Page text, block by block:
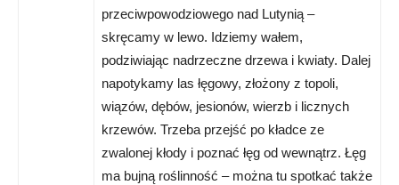
przeciwpowodziowego nad Lutynią –
skręcamy w lewo. Idziemy wałem,
podziwiając nadrzeczne drzewa i kwiaty. Dalej
napotykamy las łęgowy, złożony z topoli,
wiązów, dębów, jesionów, wierzb i licznych
krzewów. Trzeba przejść po kładce ze
zwalonej kłody i poznać łęg od wewnątrz. Łęg
ma bujną roślinność – można tu spotkać także